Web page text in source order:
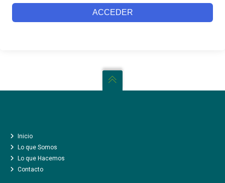
ACCEDER
Inicio
Lo que Somos
Lo que Hacemos
Contacto
LO QUE SOMOS
CÓMO TE AYUDAMOS
COLABORADORES Y COMPAÑEROS